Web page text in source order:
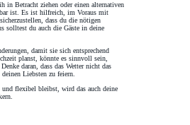
in Betracht ziehen oder einen alternativen
ist. Es ist hilfreich, im Voraus mit
dass du die nötigen
solltest du auch die Gäste in deine
damit sie sich entsprechend
planst, könnte es sinnvoll sein,
daran, dass das Wetter nicht das
Liebsten zu feiern.
flexibel bleibst, wird das auch deine